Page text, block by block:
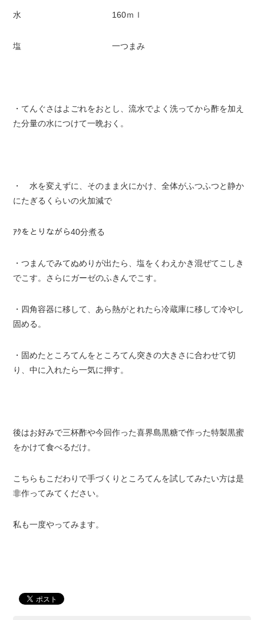
水 160ｍｌ
塩 一つまみ
・てんぐさはよごれをおとし、流水でよく洗ってから酢を加え
た分量の水につけて一晩おく。
・ 水を変えずに、そのまま火にかけ、全体がふつふつと静か
にたぎるくらいの火加減で
ｱｸをとりながら40分煮る
・つまんでみてぬめりが出たら、塩をくわえかき混ぜてこしき
でこす。さらにガーゼのふきんでこす。
・四角容器に移して、あら熱がとれたら冷蔵庫に移して冷やし
固める。
・固めたところてんをところてん突きの大きさに合わせて切
り、中に入れたら一気に押す。
後はお好みで三杯酢や今回作った喜界島黒糖で作った特製黒蜜
をかけて食べるだけ。
こちらもこだわりで手づくりところてんを試してみたい方は是
非作ってみてください。
私も一度やってみます。